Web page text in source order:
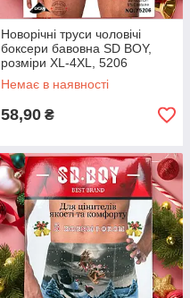
Новорічні труси чоловічі
боксери бавовна SD BOY,
розміри XL-4XL, 5206
Немає в наявності
58,90 ₴